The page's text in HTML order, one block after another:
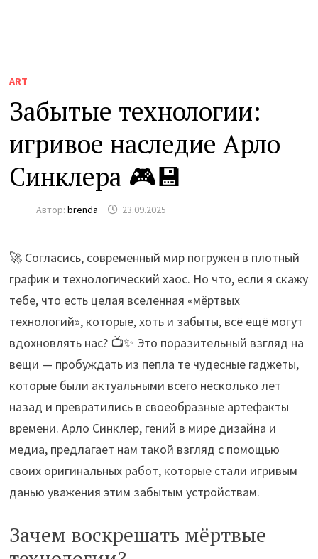
ART
Забытые технологии:
игривое наследие Арло
Синклера 🎮💾
Автор:brenda 23.09.2025
🚀 Согласись, современный мир погружен в плотный
график и технологический хаос. Но что, если я скажу
тебе, что есть целая вселенная «мёртвых
технологий», которые, хоть и забыты, всё ещё могут
вдохновлять нас? 📺✨ Это поразительный взгляд на
вещи — пробуждать из пепла те чудесные гаджеты,
которые были актуальными всего несколько лет
назад и превратились в своеобразные артефакты
времени. Арло Синклер, гений в мире дизайна и
медиа, предлагает нам такой взгляд с помощью
своих оригинальных работ, которые стали игривым
данью уважения этим забытым устройствам.
Зачем воскрешать мёртвые